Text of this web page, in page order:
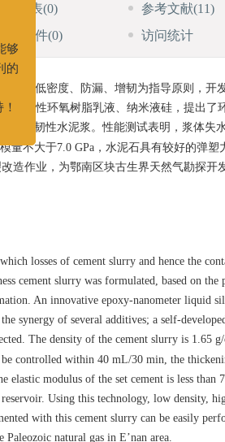
表(0) 参考文献(11)
资源附件(0) 访问统计
，以低密度、防漏、增韧为指导原则，开
的水性环氧树脂乳液、纳米液硅，提出了
强度韧性水泥浆。性能测试表明，浆体失
量不大于7.0 GPa，水泥石具有较好的弹塑
造作业，为鄂南区块古生界天然气勘探开
losses of cement slurry and hence the
cement slurry was formulated, based on the
An innovative epoxy-nanometer liquid
synergy of several additives; a self-
The density of the cement slurry is 1.65
controlled within 40 mL/30 min, the
elastic modulus of the set cement is less than
Using this technology, low density,
with this cement slurry can be easily
natural gas in E’nan area.